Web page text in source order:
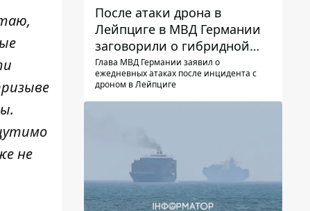
не
После атаки дрона в
Лейпциге в МВД Германии
заговорили о гибридной
войне – мы ежедневно цель
Глава МВД Германии заявил о
ежедневных атаках после инцидента с
дроном в Лейпциге